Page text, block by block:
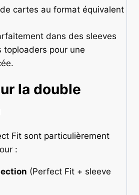
cartes au format équivalent
dans des sleeves
toploaders pour une
la double
Fit sont particulièrement
:
(Perfect Fit + sleeve